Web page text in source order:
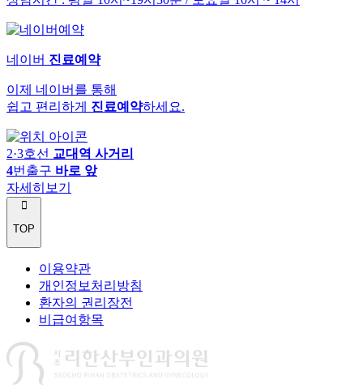
네이버 진료예약
이제 네이버를 통해
쉽고 편리하게 진료예약하세요.
2·3호선 교대역 사거리
4번출구 바로 앞
자세히보기
TOP
이용약관
개인정보처리방침
환자의 권리장전
비급여항목